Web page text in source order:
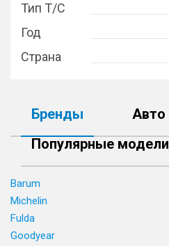
Тип Т/С
Год
Страна
Бренды
Авто
Популярные модели
Barum
Michelin
Fulda
Goodyear